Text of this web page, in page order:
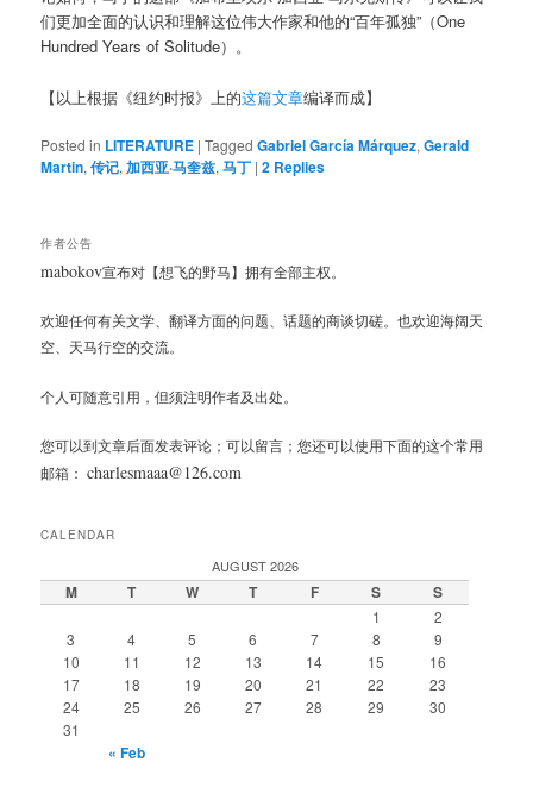
们更加全面的认识和理解这位伟大作家和他的“百年孤独”（One
Hundred Years of Solitude）。
【以上根据《纽约时报》上的这篇文章编译而成】
Posted in LITERATURE |Tagged Gabriel García Márquez,Gerald
Martin,传记,加西亚·马奎兹,马丁 |2 Replies
作者公告
mabokov宣布对【想飞的野马】拥有全部主权。
欢迎任何有关文学、翻译方面的问题、话题的商谈切磋。也欢迎海阔天
空、天马行空的交流。
个人可随意引用，但须注明作者及出处。
您可以到文章后面发表评论；可以留言；您还可以使用下面的这个常用
邮箱： charlesmaaa@126.com
CALENDAR
AUGUST 2026
M T W T F S S
1
2
3
4 5 6 7 8
9
10
11 12 13 14 15
16
17
18 19 20 21 22
23
24
25 26 27 28 29
30
31
« Feb